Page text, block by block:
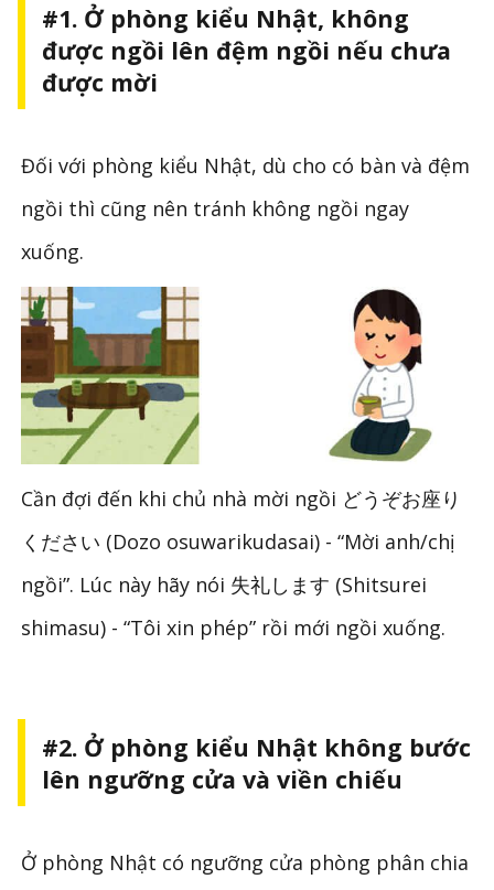
#1. Ở phòng kiểu Nhật, không
được ngồi lên đệm ngồi nếu chưa
được mời
Đối với phòng kiểu Nhật, dù cho có bàn và đệm
ngồi thì cũng nên tránh không ngồi ngay
xuống.
Cần đợi đến khi chủ nhà mời ngồi どうぞお座り
ください (Dozo osuwarikudasai) - “Mời anh/chị
ngồi”. Lúc này hãy nói 失礼します (Shitsurei
shimasu) - “Tôi xin phép” rồi mới ngồi xuống.
#2. Ở phòng kiểu Nhật không bước
lên ngưỡng cửa và viền chiếu
Ở phòng Nhật có ngưỡng cửa phòng phân chia